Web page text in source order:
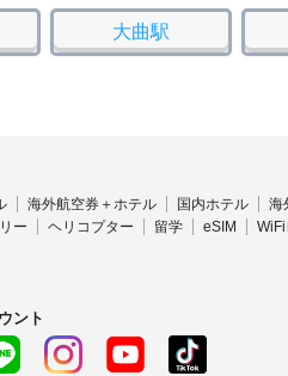
大曲駅